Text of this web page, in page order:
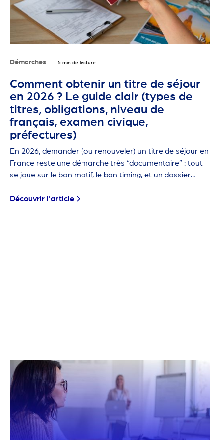
Démarches 5 min de lecture
Comment obtenir un titre de séjour
en 2026 ? Le guide clair (types de
titres, obligations, niveau de
français, examen civique,
préfectures)
En 2026, demander (ou renouveler) un titre de séjour en
France reste une démarche très “documentaire” : tout
se joue sur le bon motif, le bon timing, et un dossier
Découvrir l'article